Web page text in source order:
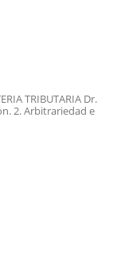
TRIBUTARIA Dr.
2. Arbitrariedad e